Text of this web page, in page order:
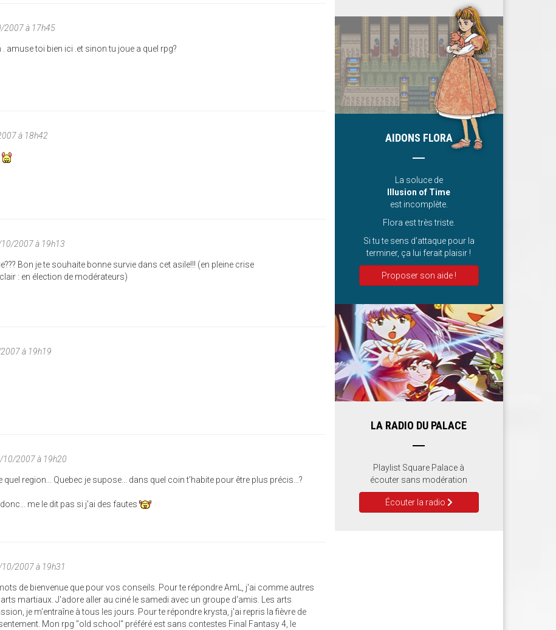
2007 à 17h45
amuse toi bien ici .et sinon tu joue a quel rpg?
à 18h42
2007 à 19h13
Bon je te souhaite bonne survie dans cet asile!!! (en pleine crise
: en élection de modérateurs)
à 19h19
10/2007 à 19h20
quel region... Quebec je supose... dans quel coin t'habite pour être plus précis...?
me le dit pas si j'ai des fautes
10/2007 à 19h31
de bienvenue que pour vos conseils. Pour te répondre AmL, j'ai comme autres
martiaux. J'adore aller au ciné le samedi avec un groupe d'amis. Les arts
je m'entraîne à tous les jours. Pour te répondre krysta, j'ai repris la fièvre de
Mon rpg "old school" préféré est sans contestes Final Fantasy 4, le
AIDONS FLORA
La soluce de
Illusion of Time
est incomplète.
Flora est très triste.
Si tu te sens d’attaque pour la
terminer, ça lui ferait plaisir !
Proposer son aide !
LA RADIO DU PALACE
Playlist Square Palace à
écouter sans modération
Écouter la radio